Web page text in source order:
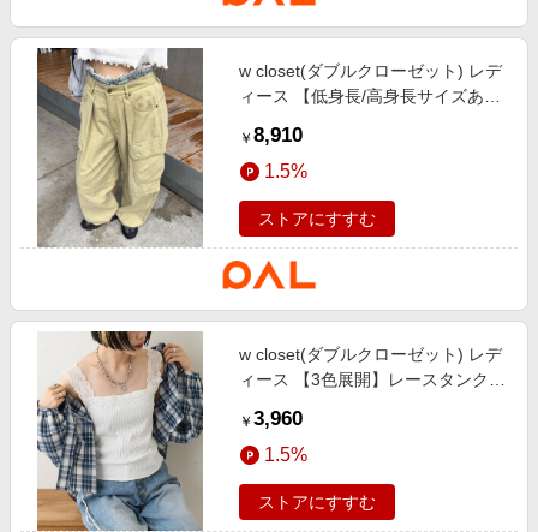
w closet(ダブルクローゼット) レデ
ィース 【低身長/高身長サイズあ
￥ 8,910
1.5%
ストアにすすむ
w closet(ダブルクローゼット) レデ
ィース 【3色展開】レースタンク
￥ 3,960
1.5%
ストアにすすむ